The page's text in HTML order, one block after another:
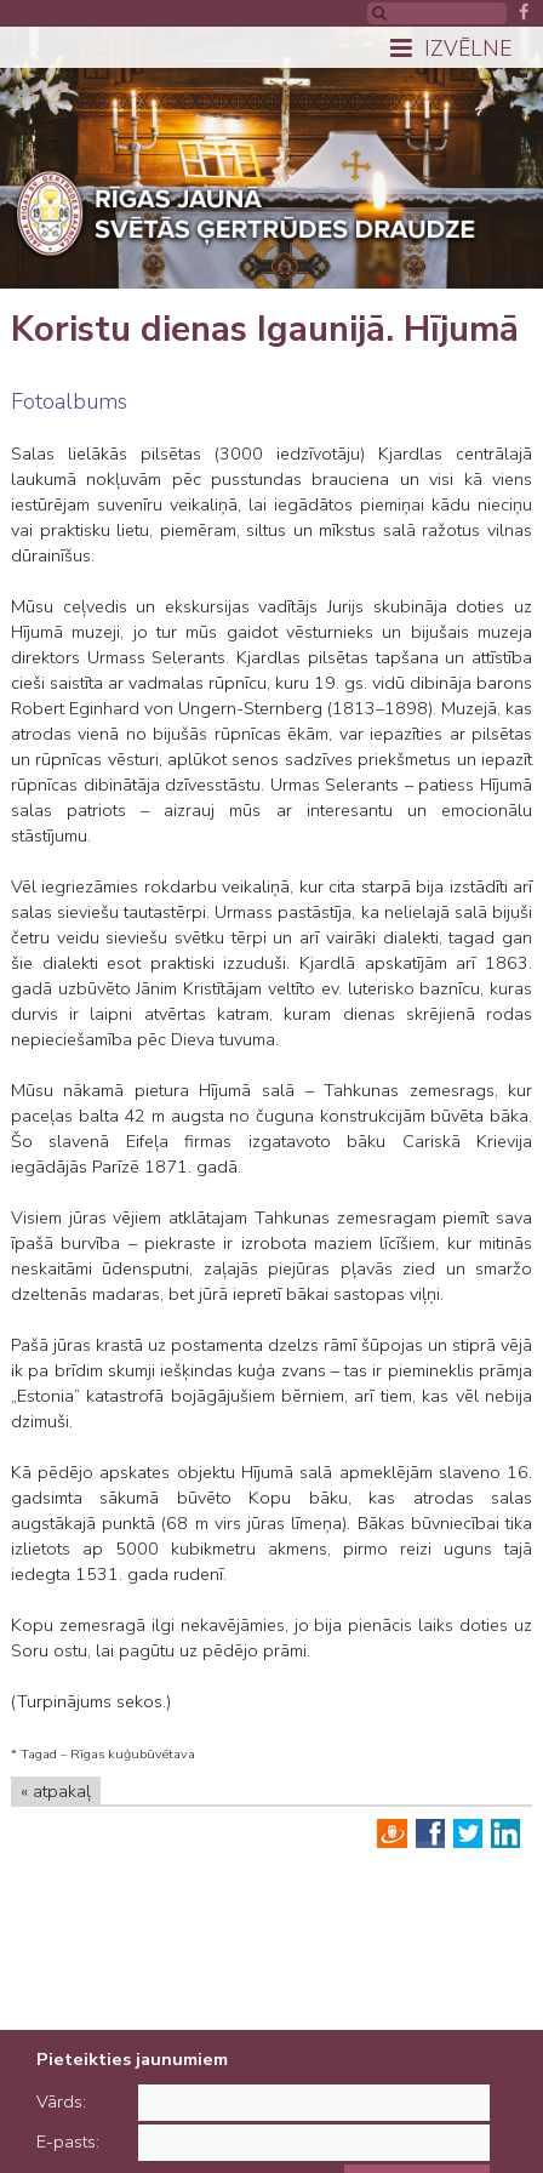
IZVĒLNE
Koristu dienas Igaunijā. Hījumā
Fotoalbums
Salas lielākās pilsētas (3000 iedzīvotāju) Kjardlas centrālajā
laukumā nokļuvām pēc pusstundas brauciena un visi kā viens
iestūrējam suvenīru veikaliņā, lai iegādātos piemiņai kādu nieciņu
vai praktisku lietu, piemēram, siltus un mīkstus salā ražotus vilnas
dūrainīšus.
Mūsu ceļvedis un ekskursijas vadītājs Jurijs skubināja doties uz
Hījumā muzeji, jo tur mūs gaidot vēsturnieks un bijušais muzeja
direktors Urmass Selerants. Kjardlas pilsētas tapšana un attīstība
cieši saistīta ar vadmalas rūpnīcu, kuru 19. gs. vidū dibināja barons
Robert Eginhard von Ungern-Sternberg (1813–1898). Muzejā, kas
atrodas vienā no bijušās rūpnīcas ēkām, var iepazīties ar pilsētas
un rūpnīcas vēsturi, aplūkot senos sadzīves priekšmetus un iepazīt
rūpnīcas dibinātāja dzīvesstāstu. Urmas Selerants – patiess Hījumā
salas patriots – aizrauj mūs ar interesantu un emocionālu
stāstījumu.
Vēl iegriezāmies rokdarbu veikaliņā, kur cita starpā bija izstādīti arī
salas sieviešu tautastērpi. Urmass pastāstīja, ka nelielajā salā bijuši
četru veidu sieviešu svētku tērpi un arī vairāki dialekti, tagad gan
šie dialekti esot praktiski izzuduši. Kjardlā apskatījām arī 1863.
gadā uzbūvēto Jānim Kristītājam veltīto ev. luterisko baznīcu, kuras
durvis ir laipni atvērtas katram, kuram dienas skrējienā rodas
nepieciešamība pēc Dieva tuvuma.
Mūsu nākamā pietura Hījumā salā – Tahkunas zemesrags, kur
paceļas balta 42 m augsta no čuguna konstrukcijām būvēta bāka.
Šo slavenā Eifeļa firmas izgatavoto bāku Cariskā Krievija
iegādājās Parīzē 1871. gadā.
Visiem jūras vējiem atklātajam Tahkunas zemesragam piemīt sava
īpašā burvība – piekraste ir izrobota maziem līcīšiem, kur mitinās
neskaitāmi ūdensputni, zaļajās piejūras pļavās zied un smaržo
dzeltenās madaras, bet jūrā iepretī bākai sastopas viļņi.
Pašā jūras krastā uz postamenta dzelzs rāmī šūpojas un stiprā vējā
ik pa brīdim skumji iešķindas kuģa zvans – tas ir piemineklis prāmja
„Estonia” katastrofā bojāgājušiem bērniem, arī tiem, kas vēl nebija
dzimuši.
Kā pēdējo apskates objektu Hījumā salā apmeklējām slaveno 16.
gadsimta sākumā būvēto Kopu bāku, kas atrodas salas
augstākajā punktā (68 m virs jūras līmeņa). Bākas būvniecībai tika
izlietots ap 5000 kubikmetru akmens, pirmo reizi uguns tajā
iedegta 1531. gada rudenī.
Kopu zemesragā ilgi nekavējāmies, jo bija pienācis laiks doties uz
Soru ostu, lai pagūtu uz pēdējo prāmi.
(Turpinājums sekos.)
* Tagad – Rīgas kuģubūvētava
« atpakaļ
Pieteikties jaunumiem
Vārds:
E-pasts: